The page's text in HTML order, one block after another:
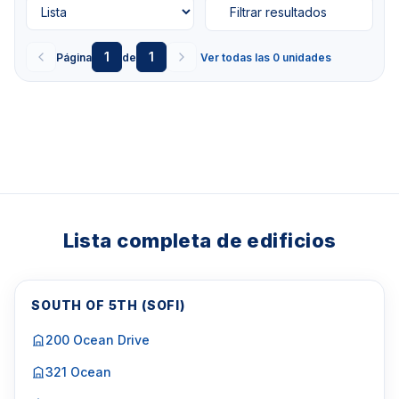
horas, valet parking y vestíbulo privado de seguridad.
Servicios del edificio
Piscina climatizada Spa con hidromasaje Terraza para
tomar sol Centro de salud y fitness Sauna seca y baño de
Haga click aquí para marcar una citao llame al
Página 1 de 1 Ver todas las 0 unidades
Filtrar resultados
Lista completa de edificios
SOUTH OF 5TH (SOFI)
200 Ocean Drive
321 Ocean